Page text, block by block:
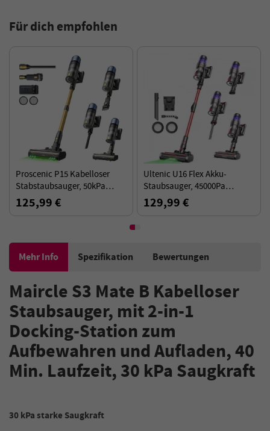
Für dich empfohlen
Proscenic P15 Kabelloser
Stabstaubsauger, 50kPa
580W Leistungsstarke
Saugkraft, 70min Laufzeit,
125,99 €
Ultenic U16 Flex Akku-
Staubsauger, 45000Pa
Saugkraft, 60min Laufzeit,
180° flexibler Stab – Schwarz
129,99 €
Mehr Info Spezifikation Bewertungen
Maircle S3 Mate B Kabelloser
Staubsauger, mit 2-in-1
Docking-Station zum
Aufbewahren und Aufladen, 40
Min. Laufzeit, 30 kPa Saugkraft
30 kPa starke Saugkraft